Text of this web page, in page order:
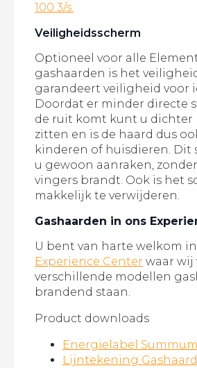
100 3/s.
Veiligheidsscherm
Optioneel voor alle
gashaarden is het
garandeert veiligheid voor
Doordat er minder directe
de ruit komt kunt u dichter
zitten en is de haard dus
kinderen of huisdieren. Dit
u gewoon aanraken,
vingers brandt. Ook is het
makkelijk te verwijderen.
Gashaarden in ons
U bent van harte welkom
Experience Center waar wij
verschillende modellen
brandend staan.
Product downloads
Energielabel Summum
Lijntekening